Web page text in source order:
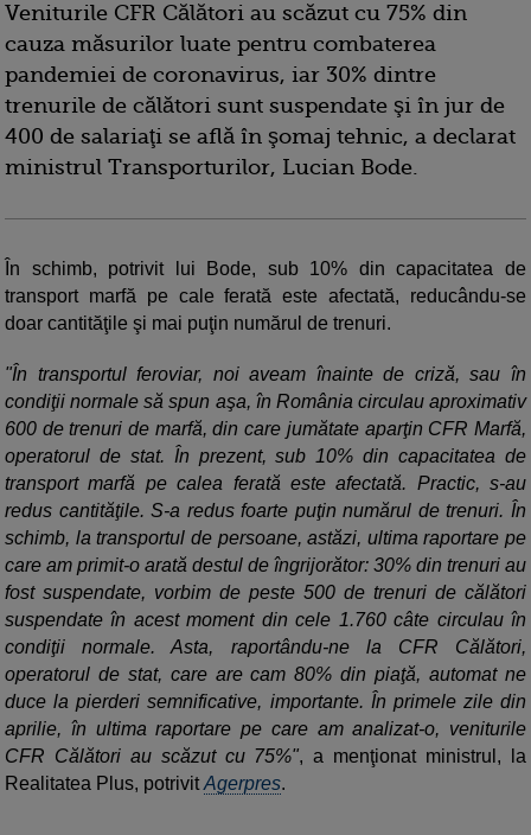
Veniturile CFR Călători au scăzut cu 75% din
cauza măsurilor luate pentru combaterea
pandemiei de coronavirus, iar 30% dintre
trenurile de călători sunt suspendate şi în jur de
400 de salariaţi se află în şomaj tehnic, a declarat
ministrul Transporturilor, Lucian Bode.
În schimb, potrivit lui Bode, sub 10% din capacitatea de
transport marfă pe cale ferată este afectată, reducându-se
doar cantităţile şi mai puţin numărul de trenuri.
"În transportul feroviar, noi aveam înainte de criză, sau în
condiţii normale să spun aşa, în România circulau aproximativ
600 de trenuri de marfă, din care jumătate aparţin CFR Marfă,
operatorul de stat. În prezent, sub 10% din capacitatea de
transport marfă pe calea ferată este afectată. Practic, s-au
redus cantităţile. S-a redus foarte puţin numărul de trenuri. În
schimb, la transportul de persoane, astăzi, ultima raportare pe
care am primit-o arată destul de îngrijorător: 30% din trenuri au
fost suspendate, vorbim de peste 500 de trenuri de călători
suspendate în acest moment din cele 1.760 câte circulau în
condiţii normale. Asta, raportându-ne la CFR Călători,
operatorul de stat, care are cam 80% din piaţă, automat ne
duce la pierderi semnificative, importante. În primele zile din
aprilie, în ultima raportare pe care am analizat-o, veniturile
CFR Călători au scăzut cu 75%", a menţionat ministrul, la
Realitatea Plus, potrivitAgerpres.